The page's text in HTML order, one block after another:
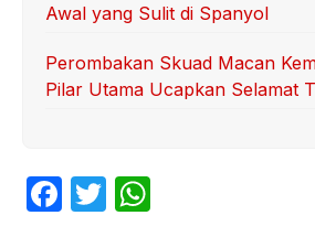
Awal yang Sulit di Spanyol
Perombakan Skuad Macan
Pilar Utama Ucapkan Selamat
F
T